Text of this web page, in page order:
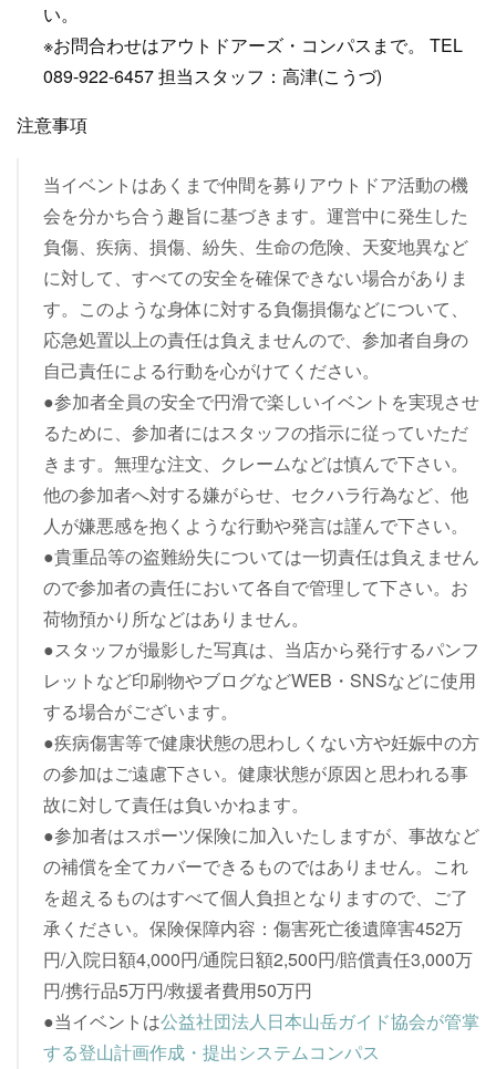
い。
※お問合わせはアウトドアーズ・コンパスまで。 TEL
089-922-6457 担当スタッフ：高津(こうづ)
注意事項
当イベントはあくまで仲間を募りアウトドア活動の機
会を分かち合う趣旨に基づきます。運営中に発生した
負傷、疾病、損傷、紛失、生命の危険、天変地異など
に対して、すべての安全を確保できない場合がありま
す。このような身体に対する負傷損傷などについて、
応急処置以上の責任は負えませんので、参加者自身の
自己責任による行動を心がけてください。
●参加者全員の安全で円滑で楽しいイベントを実現させ
るために、参加者にはスタッフの指示に従っていただ
きます。無理な注文、クレームなどは慎んで下さい。
他の参加者へ対する嫌がらせ、セクハラ行為など、他
人が嫌悪感を抱くような行動や発言は謹んで下さい。
●貴重品等の盗難紛失については一切責任は負えません
ので参加者の責任において各自で管理して下さい。お
荷物預かり所などはありません。
●スタッフが撮影した写真は、当店から発行するパンフ
レットなど印刷物やブログなどWEB・SNSなどに使用
する場合がございます。
●疾病傷害等で健康状態の思わしくない方や妊娠中の方
の参加はご遠慮下さい。健康状態が原因と思われる事
故に対して責任は負いかねます。
●参加者はスポーツ保険に加入いたしますが、事故など
の補償を全てカバーできるものではありません。これ
を超えるものはすべて個人負担となりますので、ご了
承ください。保険保障内容：傷害死亡後遺障害452万
円/入院日額4,000円/通院日額2,500円/賠償責任3,000万
円/携行品5万円/救援者費用50万円
●当イベントは公益社団法人日本山岳ガイド協会が管掌
する登山計画作成・提出システムコンパス